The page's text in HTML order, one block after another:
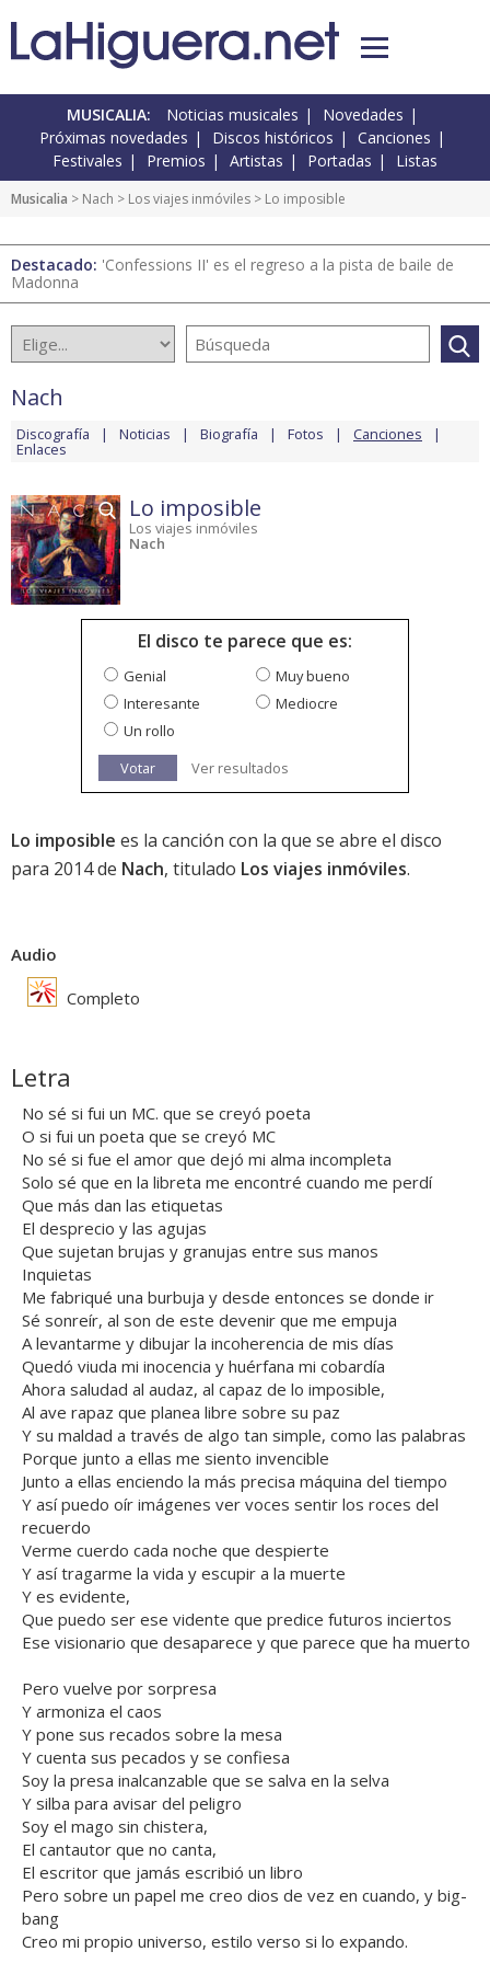
MUSICALIA: Noticias musicales
Novedades
Próximas novedades
Discos históricos
Canciones
Festivales
Premios Artistas Portadas Listas
Musicalia > Nach > Los viajes inmóviles > Lo imposible
Destacado: 'Confessions II' es el regreso a la pista de baile de
Madonna
Nach
Discografía Noticias Biografía Fotos Canciones
Enlaces
Lo imposible
Los viajes inmóviles
Nach
El disco te parece que es:
Genial
Muy bueno
Interesante
Mediocre
Un rollo
Votar
Ver resultados
Lo imposible es la canción con la que se abre el disco
para 2014 de Nach, titulado Los viajes inmóviles.
Audio
Completo
Letra
No sé si fui un MC. que se creyó poeta
O si fui un poeta que se creyó MC
No sé si fue el amor que dejó mi alma incompleta
Solo sé que en la libreta me encontré cuando me perdí
Que más dan las etiquetas
El desprecio y las agujas
Que sujetan brujas y granujas entre sus manos
Inquietas
Me fabriqué una burbuja y desde entonces se donde ir
Sé sonreír, al son de este devenir que me empuja
A levantarme y dibujar la incoherencia de mis días
Quedó viuda mi inocencia y huérfana mi cobardía
Ahora saludad al audaz, al capaz de lo imposible,
Al ave rapaz que planea libre sobre su paz
Y su maldad a través de algo tan simple, como las palabras
Porque junto a ellas me siento invencible
Junto a ellas enciendo la más precisa máquina del tiempo
Y así puedo oír imágenes ver voces sentir los roces del
recuerdo
Verme cuerdo cada noche que despierte
Y así tragarme la vida y escupir a la muerte
Y es evidente,
Que puedo ser ese vidente que predice futuros inciertos
Ese visionario que desaparece y que parece que ha muerto
Pero vuelve por sorpresa
Y armoniza el caos
Y pone sus recados sobre la mesa
Y cuenta sus pecados y se confiesa
Soy la presa inalcanzable que se salva en la selva
Y silba para avisar del peligro
Soy el mago sin chistera,
El cantautor que no canta,
El escritor que jamás escribió un libro
Pero sobre un papel me creo dios de vez en cuando, y big-
bang
Creo mi propio universo, estilo verso si lo expando.